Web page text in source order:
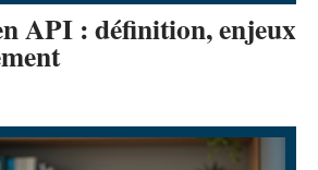
API : définition, enjeux